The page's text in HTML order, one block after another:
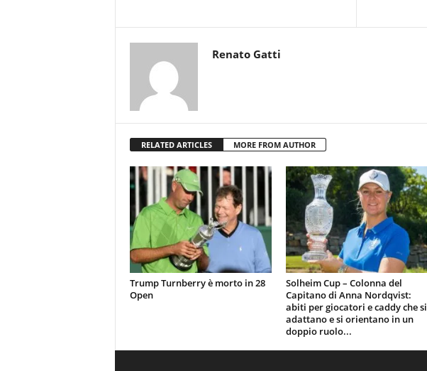
Renato Gatti
RELATED ARTICLES MORE FROM AUTHOR
Trump Turnberry è morto in 28
Open
Solheim Cup – Colonna del
Capitano di Anna Nordqvist:
abiti per giocatori e caddy che si
adattano e si orientano in un
doppio ruolo...